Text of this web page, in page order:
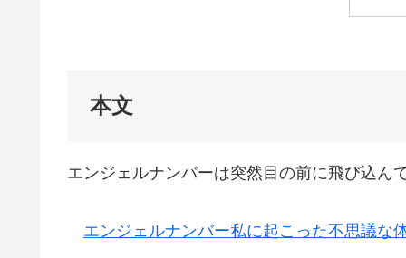
本文
エンジェルナンバーは突然目の前に飛び込ん
エンジェルナンバー私に起こった不思議な